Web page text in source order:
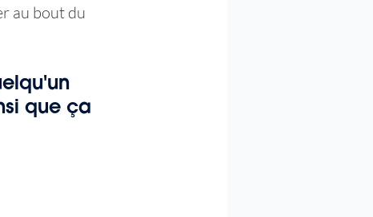
au bout du
que ça